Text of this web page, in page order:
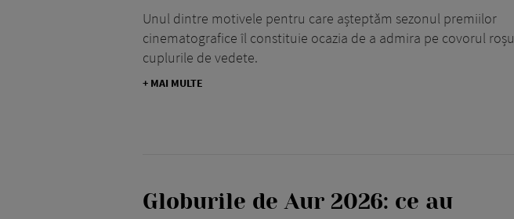
Unul dintre motivele pentru care așteptăm sezonul premiilor
cinematografice îl constituie ocazia de a admira pe covorul roșu
cuplurile de vedete.
+ MAI MULTE
Globurile de Aur 2026: ce au